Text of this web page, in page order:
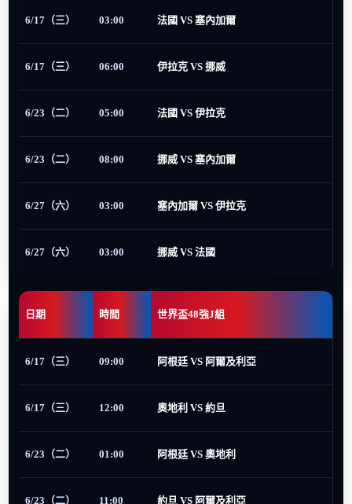
6/17（三） 03:00 法國 VS 塞內加爾
6/17（三） 06:00 伊拉克 VS 挪威
6/23（二） 05:00 法國 VS 伊拉克
6/23（二） 08:00 挪威 VS 塞內加爾
6/27（六） 03:00 塞內加爾 VS 伊拉克
6/27（六） 03:00 挪威 VS 法國
日期 時間 世界盃48強J組
6/17（三） 09:00 阿根廷 VS 阿爾及利亞
6/17（三） 12:00 奧地利 VS 約旦
6/23（二） 01:00 阿根廷 VS 奧地利
6/23（二） 11:00 約旦 VS 阿爾及利亞